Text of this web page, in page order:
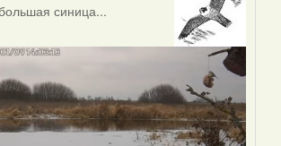
синица...